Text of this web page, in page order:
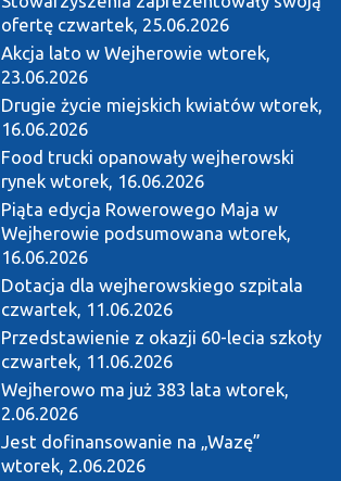
ofertę czwartek, 25.06.2026
Akcja lato w Wejherowie wtorek,
23.06.2026
Drugie życie miejskich kwiatów wtorek,
16.06.2026
Food trucki opanowały wejherowski
rynek wtorek, 16.06.2026
Piąta edycja Rowerowego Maja w
Wejherowie podsumowana wtorek,
16.06.2026
Dotacja dla wejherowskiego szpitala
czwartek, 11.06.2026
Przedstawienie z okazji 60-lecia szkoły
czwartek, 11.06.2026
Wejherowo ma już 383 lata wtorek,
2.06.2026
Jest dofinansowanie na „Wazę”
wtorek, 2.06.2026